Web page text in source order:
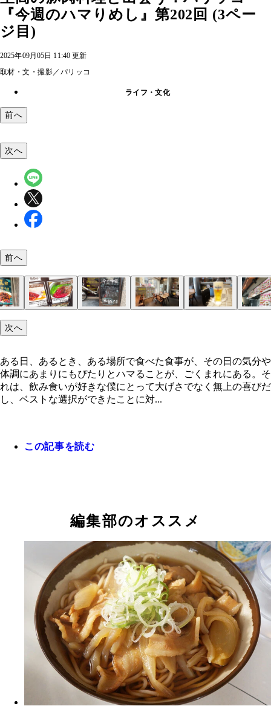
『今週のハマりめし』第202回 (3ペー
ジ目)
2025年09月05日 11:40 更新
取材・文・撮影／パリッコ
ライフ・文化
前へ
次へ
前へ
次へ
ある日、あるとき、ある場所で食べた食事が、その日の気分や
体調にあまりにもぴたりとハマることが、ごくまれにある。そ
れは、飲み食いが好きな僕にとって大げさでなく無上の喜びだ
し、ベストな選択ができたことに対...
この記事を読む
編集部のオススメ